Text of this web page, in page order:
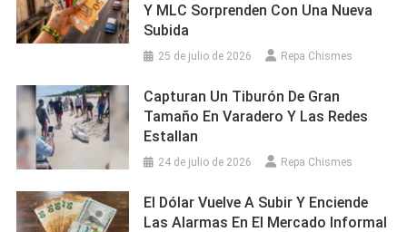
Y MLC Sorprenden Con Una Nueva
Subida
25 de julio de 2026 Repa Chismes
Capturan Un Tiburón De Gran
Tamaño En Varadero Y Las Redes
Estallan
24 de julio de 2026 Repa Chismes
El Dólar Vuelve A Subir Y Enciende
Las Alarmas En El Mercado Informal